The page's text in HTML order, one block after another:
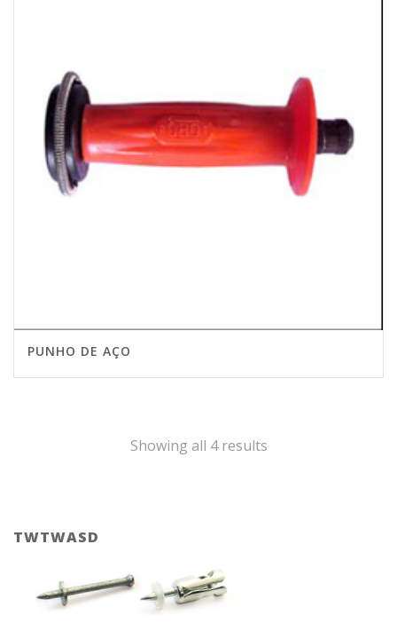
PUNHO DE AÇO
Showing all 4 results
TWTWASD